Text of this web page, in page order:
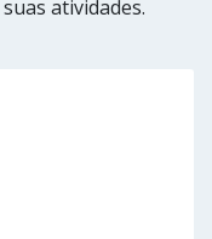
atividades.